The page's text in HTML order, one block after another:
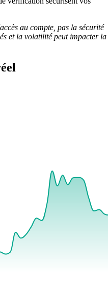
au compte, pas la sécurité
et la volatilité peut impacter la